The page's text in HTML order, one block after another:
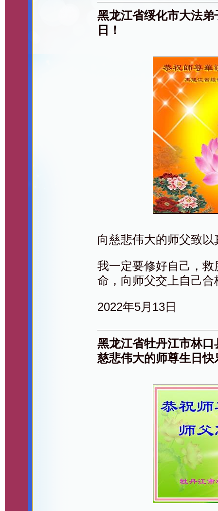
黑龙江省绥化市大法
日！
向慈悲伟大的师父致
我一定要修好自己，
命，向师父交上自己
2022年5月13日
黑龙江省牡丹江市林
慈悲伟大的师尊生日快